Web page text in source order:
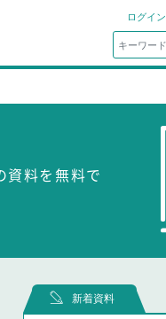
ログイン
資料を無料で
新着資料